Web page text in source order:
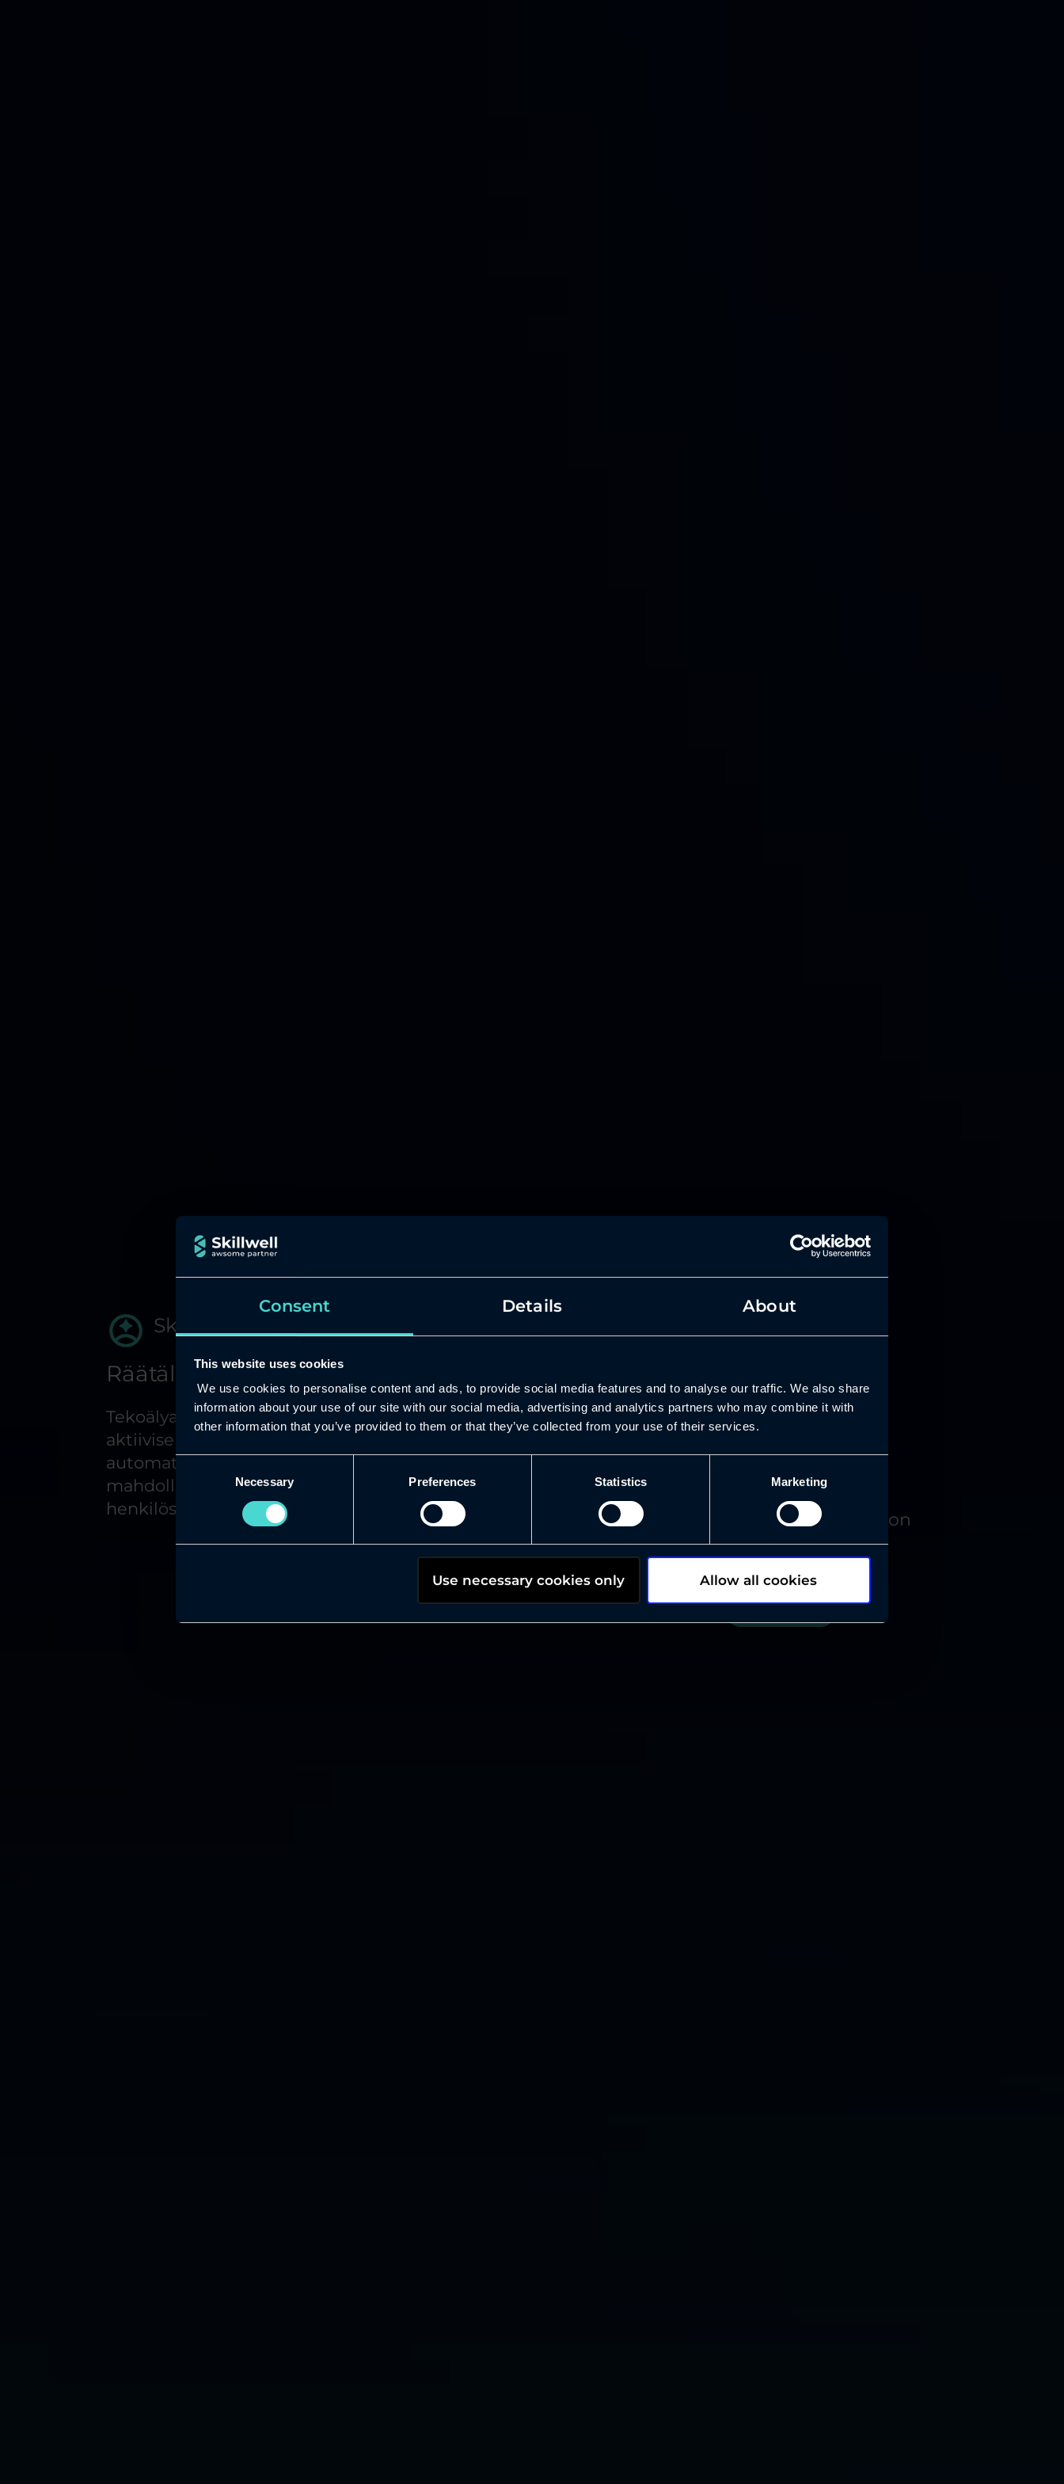
Consent Details About
This website uses cookies
We use cookies to personalise content and ads, to provide social media features and to analyse our traffic. We also share
information about your use of our site with our social media, advertising and analytics partners who may combine it with
other information that you’ve provided to them or that they’ve collected from your use of their services.
Consent
Necessary Preferences Statistics Marketing
Use necessary cookies only Allow all cookies
Skillwell Agentic AI
Räätälöidyt Tekoälyagentit
Tekoälyagentit muuttavat työn tekemisen tapaa ottamalla
aktiivisen roolin prosesseissa. Ne kokoavat tiedon,
automatisoivat päätöksentekoa ja toimivat itsenäisesti –
mahdollistaen skaalautuvan liiketoiminnan ilman
henkilöstön lineaarista kasvua.
Tekoälyagentit - Automaation
uusi sukupolvi
Lataa opas